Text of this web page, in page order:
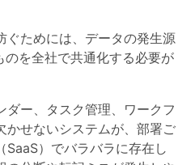
ぐためには、データの発生源
のを全社で共通化する必要が
ダー、タスク管理、ワークフ
かせないシステムが、部署ご
SaaS）でバラバラに存在し